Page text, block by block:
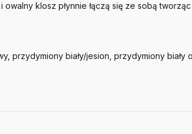
owalny klosz płynnie łączą się ze sobą
przydymiony biały/jesion, przydymiony biały